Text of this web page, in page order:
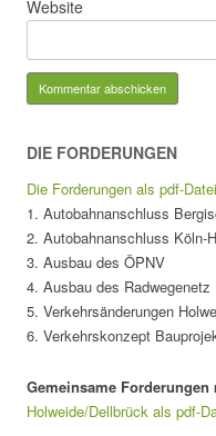
Website
DIE FORDERUNGEN
Die Forderungen als pdf-Datei
1. Autobahnanschluss
2. Autobahnanschluss Köln-
3. Ausbau des ÖPNV
4. Ausbau des Radwegenetz
5. Verkehrsänderungen
6. Verkehrskonzept
Gemeinsame
Holweide/Dellbrück als pdf-